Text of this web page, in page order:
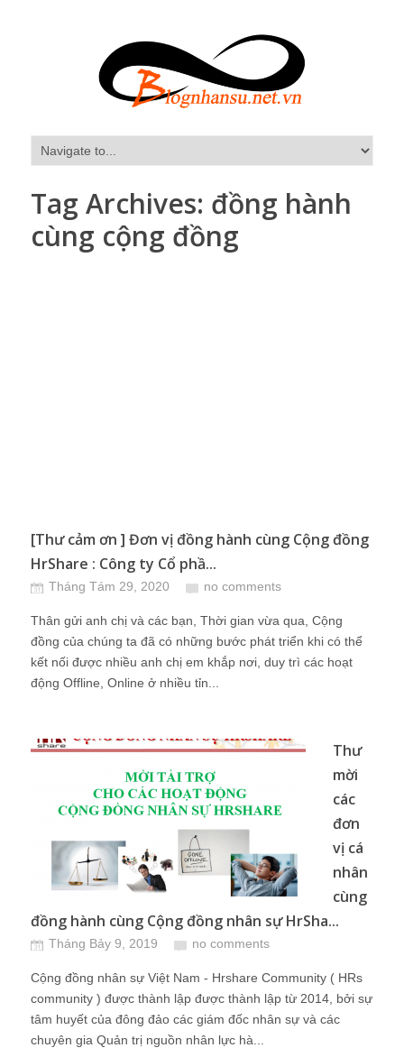
Tag Archives: đồng hành
cùng cộng đồng
[Thư cảm ơn ] Đơn vị đồng hành cùng Cộng đồng
HrShare : Công ty Cổ phầ...
Tháng Tám 29, 2020 no comments
Thân gửi anh chị và các bạn, Thời gian vừa qua, Cộng
đồng của chúng ta đã có những bước phát triển khi có thể
kết nối được nhiều anh chị em khắp nơi, duy trì các hoạt
động Offline, Online ở nhiều tỉn...
Thư
mời
các
đơn
vị cá
nhân
cùng
đồng hành cùng Cộng đồng nhân sự HrSha...
Tháng Bảy 9, 2019 no comments
Cộng đồng nhân sự Việt Nam - Hrshare Community ( HRs
community ) được thành lập được thành lập từ 2014, bởi sự
tâm huyết của đông đảo các giám đốc nhân sự và các
chuyên gia Quản trị nguồn nhân lực hà...